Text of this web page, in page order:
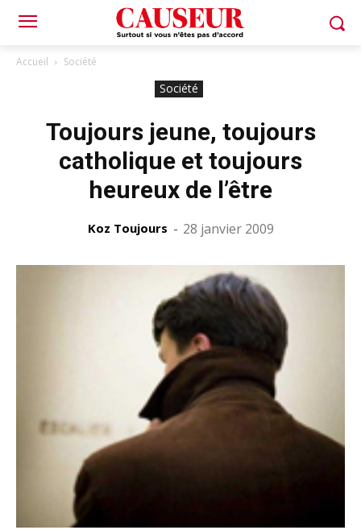
Accueil Société
Société
Toujours jeune, toujours
catholique et toujours
heureux de l’être
Koz Toujours - 28 janvier 2009